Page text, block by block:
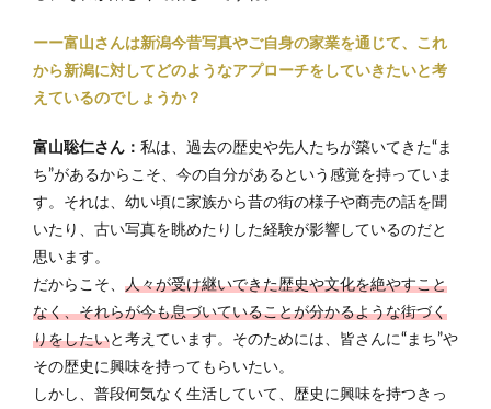
ーー富山さんは新潟今昔写真やご自身の家業を通じて、これ
から新潟に対してどのようなアプローチをしていきたいと考
えているのでしょうか？
富山聡仁さん： 私は、過去の歴史や先人たちが築いてきた“ま
ち”があるからこそ、今の自分があるという感覚を持っていま
す。それは、幼い頃に家族から昔の街の様子や商売の話を聞
いたり、古い写真を眺めたりした経験が影響しているのだと
思います。
だからこそ、 人々が受け継いできた歴史や文化を絶やすこと
なく、それらが今も息づいていることが分かるような街づく
りをしたいと考えています。そのためには、皆さんに“まち”や
その歴史に興味を持ってもらいたい。
しかし、普段何気なく生活していて、歴史に興味を持つきっ